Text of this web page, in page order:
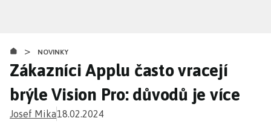
obsahu
> NOVINKY
Zákazníci Applu často vracejí
brýle Vision Pro: důvodů je více
Josef Mika18.02.2024